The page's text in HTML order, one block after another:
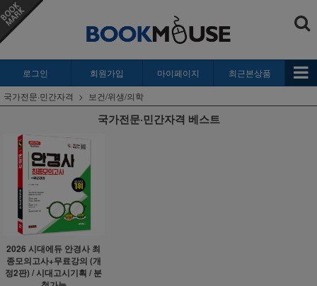
로그인 회원가입 마이페이지
최근본상품
국가전문·민간자격
보건/위생/의학
국가전문·민간자격 베스트
2026 시대에듀 안경사 최
종모의고사+무료강의 (개
정2판) / 시대고시기획 / 분